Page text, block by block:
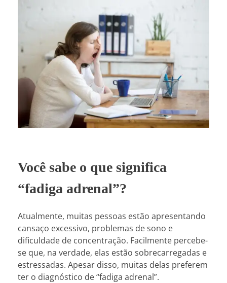
Você sabe o que significa
“fadiga adrenal”?
Atualmente, muitas pessoas estão apresentando
cansaço excessivo, problemas de sono e
dificuldade de concentração. Facilmente percebe-
se que, na verdade, elas estão sobrecarregadas e
estressadas. Apesar disso, muitas delas preferem
ter o diagnóstico de “fadiga adrenal”.